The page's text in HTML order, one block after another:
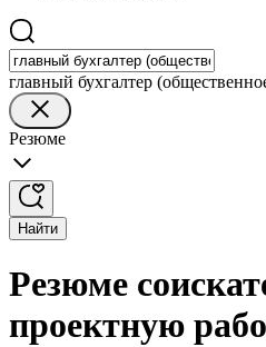
главный бухгалтер
Резюме
Найти
Резюме
проектную